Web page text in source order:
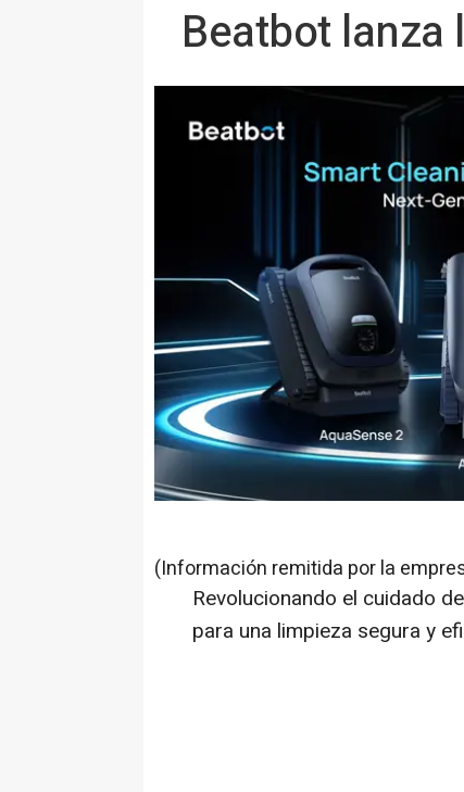
Beatbot lanza
(Información remitida por la
Revolucionando el cuidado
para una limpieza segura y